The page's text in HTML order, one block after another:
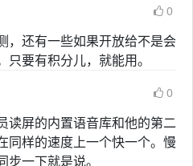
0
，还有一些如果开放给不是会
只要有积分儿，就能用。
0
读屏的内置语音库和他的第二
同样的速度上一个快一个。慢
一下就是说。